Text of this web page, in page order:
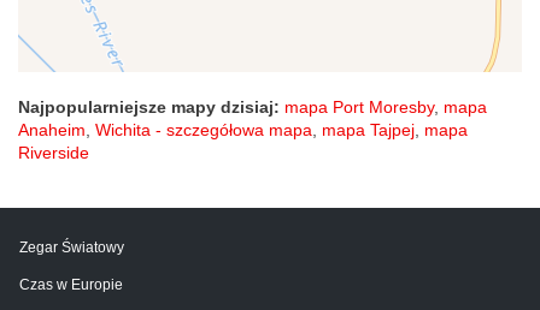
Najpopularniejsze mapy dzisiaj: mapa Port Moresby, mapa
Anaheim, Wichita - szczegółowa mapa, mapa Tajpej, mapa
Riverside
Zegar Światowy
Czas w Europie